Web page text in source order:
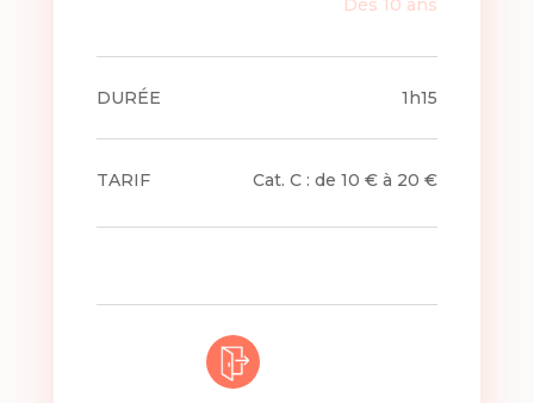
Dès 10 ans
DURÉE 1h15
TARIF Cat. C : de 10 € à 20 €